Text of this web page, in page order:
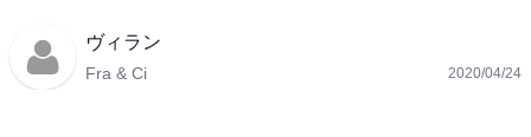
ヴィラン
Fra & Ci 2020/04/24